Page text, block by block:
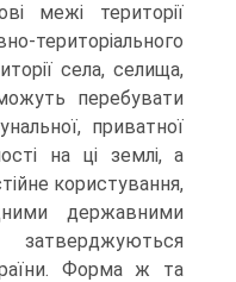
межі території
територіального
села, селища,
перебувати
приватної
на ці землі, а
користування,
державними
Форма ж та